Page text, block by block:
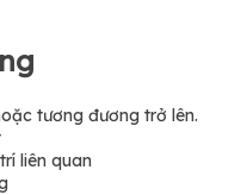
tương đương trở lên.
liên quan